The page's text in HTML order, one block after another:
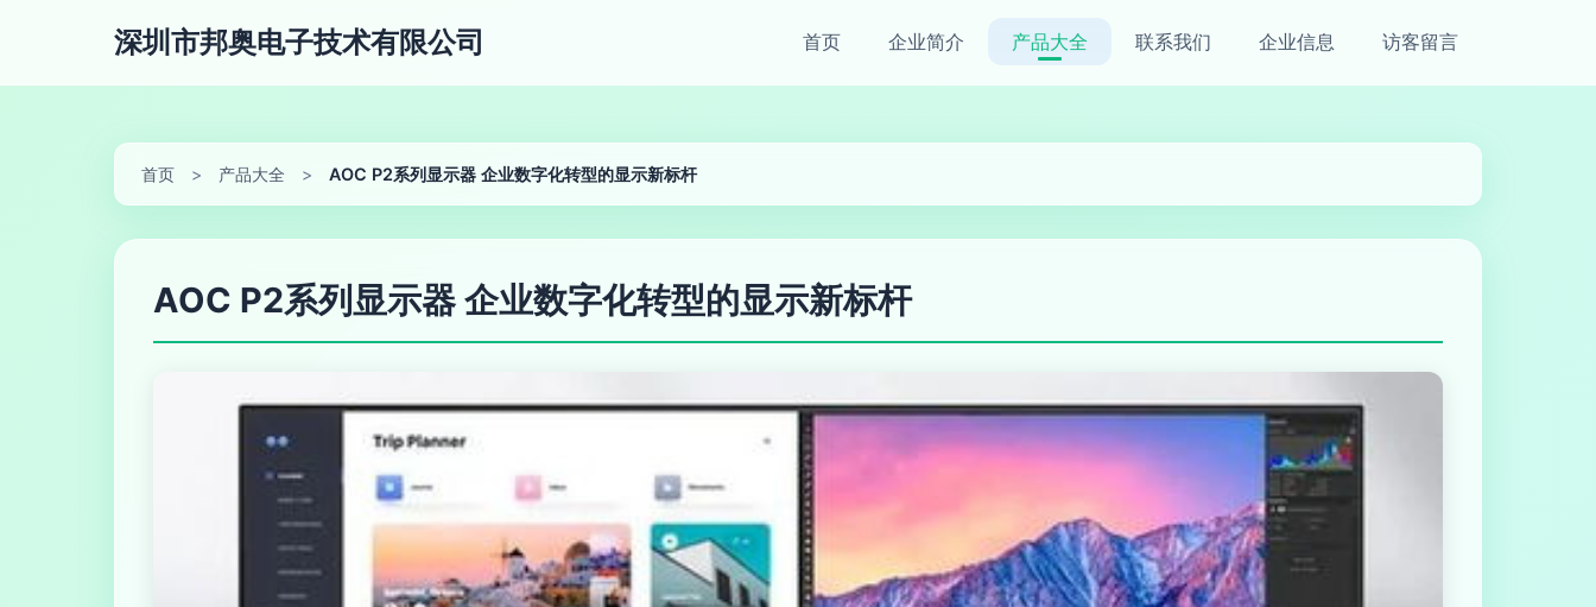
深圳市邦奥电子技术有限公司 首页 企业简介 产品大全 联系我们 企业信息 访客留言
首页 > 产品大全 > AOC P2系列显示器 企业数字化转型的显示新标杆
AOC P2系列显示器 企业数字化转型的显示新标杆